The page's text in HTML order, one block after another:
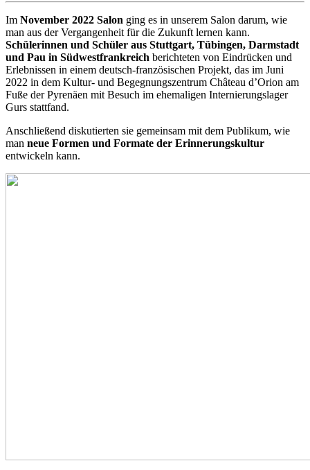
Im November 2022 Salon ging es in unserem Salon darum, wie
man aus der Vergangenheit für die Zukunft lernen kann.
Schülerinnen und Schüler aus Stuttgart, Tübingen, Darmstadt
und Pau in Südwestfrankreich berichteten von Eindrücken und
Erlebnissen in einem deutsch-französischen Projekt, das im Juni
2022 in dem Kultur- und Begegnungszentrum Château d’Orion am
Fuße der Pyrenäen mit Besuch im ehemaligen Internierungslager
Gurs stattfand.
Anschließend diskutierten sie gemeinsam mit dem Publikum, wie
man neue Formen und Formate der Erinnerungskultur
entwickeln kann.